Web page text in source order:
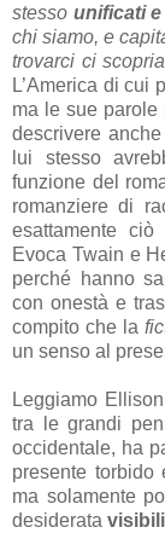
stesso unificati
chi siamo, e
trovarci ci
L’America di cui
ma le sue parole
descrivere
lui stesso
funzione del
romanziere di
esattamente
Evoca Twain e
perché hanno
con onestà e
compito che la
un senso al
Leggiamo
tra le grandi
occidentale, ha
presente torbido
ma solamente
desiderata